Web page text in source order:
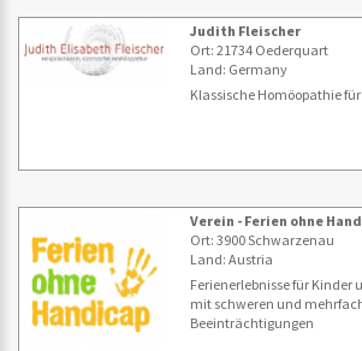
Judith Fleischer
Ort: 21734 Oederquart
Land: Germany
Klassische Homöopathie
Verein - Ferien ohne
Ort: 3900 Schwarzenau
Land: Austria
Ferienerlebnisse für Kinder
mit schweren und
Beeinträchtigungen